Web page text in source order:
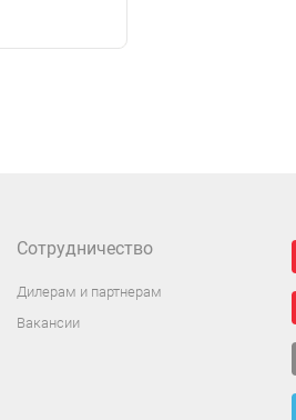
Сотрудничество
Дилерам и партнерам
Вакансии